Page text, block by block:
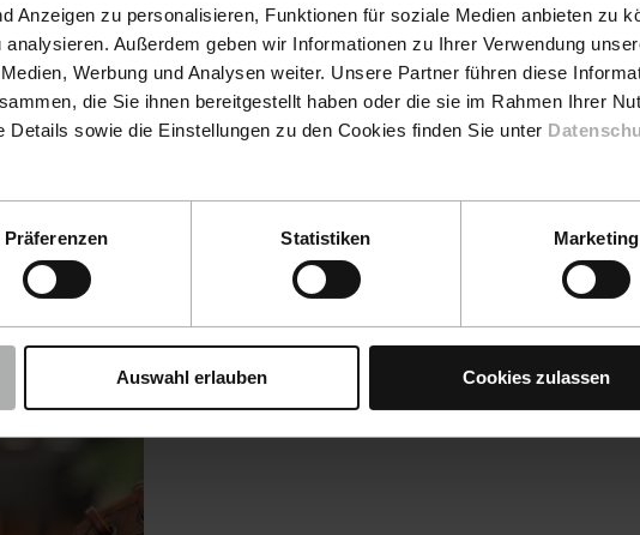
Anzeigen zu personalisieren, Funktionen für soziale Medien anbieten zu
Außerdem geben wir Informationen zu Ihrer Verwendung
Werbung und Analysen weiter. Unsere Partner führen diese
die Sie ihnen bereitgestellt haben oder die sie im Rahmen Ihrer
sowie die Einstellungen zu den Cookies finden Sie unter
Präferenzen Statistiken Marketing
Auswahl erlauben Cookies zulassen